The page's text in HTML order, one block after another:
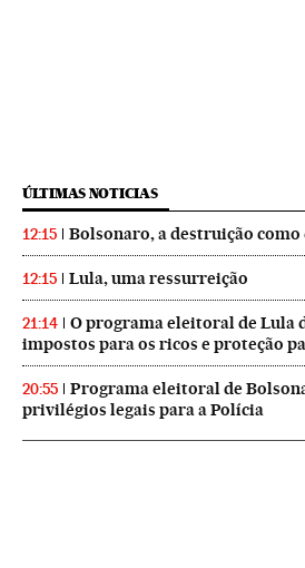
ÚLTIMAS NOTICIAS
12:15 Bolsonaro, a destruição
12:15 Lula, uma ressurreição
21:14
O programa eleitoral de Lula
impostos para os ricos e proteção
20:55
Programa eleitoral de
privilégios legais para a Polícia